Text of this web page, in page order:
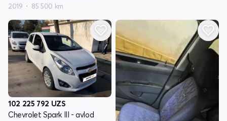
2019 85 500 km
102 225 792 UZS
Chevrolet Spark III - avlod